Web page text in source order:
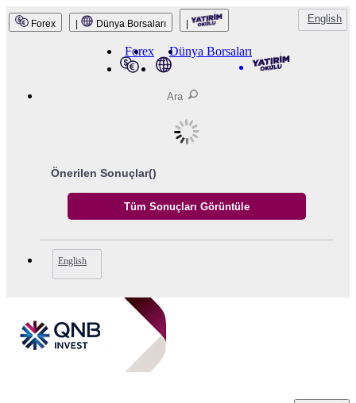
QNB Invest
Forex Dünya Borsaları English
Forex Dünya Borsaları
Önerilen Sonuçlar()
English